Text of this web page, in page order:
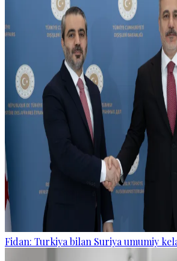
Fidan: Turkiya bilan Suriya umumiy